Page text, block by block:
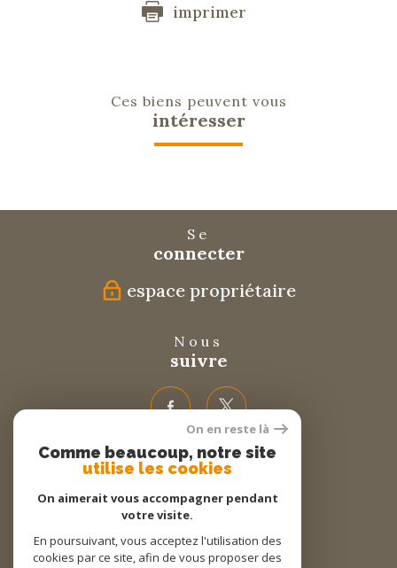
imprimer
Ces biens peuvent vous
intéresser
Se
connecter
espace propriétaire
Nous
suivre
Nous
On en reste là
Comme beaucoup, notre site
utilise les cookies
On aimerait vous accompagner pendant
votre visite.
En poursuivant, vous acceptez l'utilisation des
cookies par ce site, afin de vous proposer des